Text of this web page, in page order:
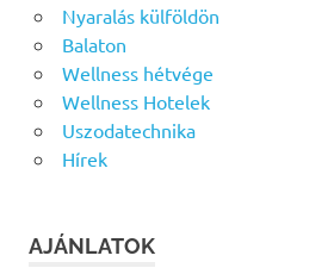
Nyaralás külföldön
Balaton
Wellness hétvége
Wellness Hotelek
Uszodatechnika
Hírek
AJÁNLATOK